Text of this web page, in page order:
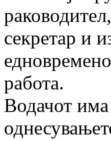
секретар и
работа.
Водачот има